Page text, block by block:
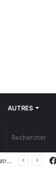
AUTRES
Propos du Président nigérian sur la situation sécuritaire dans l’AES : le Burkina Faso, le Mali et le Niger expriment leur profond regret